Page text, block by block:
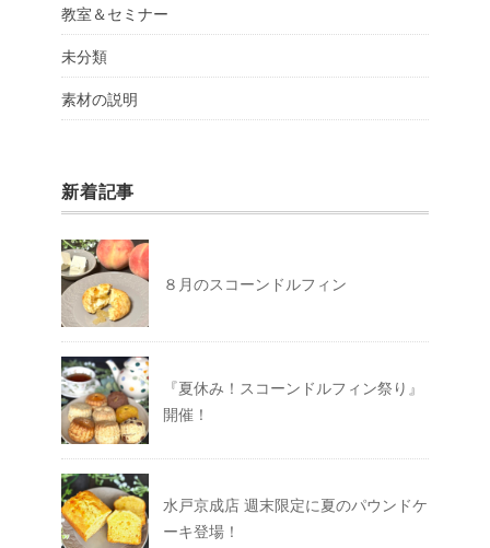
教室＆セミナー
未分類
素材の説明
新着記事
８月のスコーンドルフィン
『夏休み！スコーンドルフィン祭り』
開催！
水戸京成店 週末限定に夏のパウンドケ
ーキ登場！